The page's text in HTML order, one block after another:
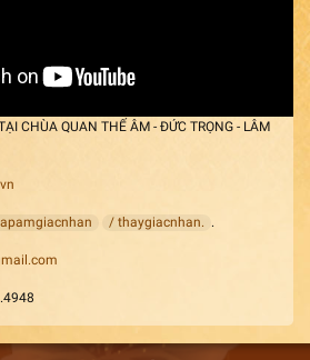
CHÙA QUAN THẾ ÂM - ĐỨC TRỌNG - LÂM
/ thaygiacnhan. .